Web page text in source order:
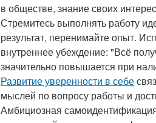
в обществе, знание своих
Стремитесь выполнять работу
результат, перенимайте опыт.
внутреннее убеждение: "Всё
значительно повышается при
Развитие уверенности в себе
мыслей по вопросу работы и
Амбициозная